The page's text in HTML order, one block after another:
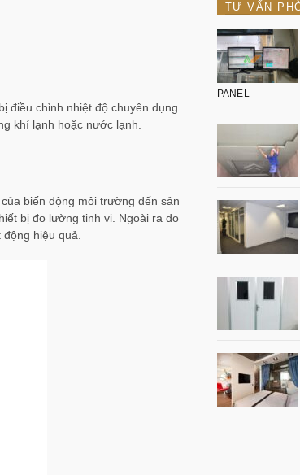
điều chỉnh nhiệt độ chuyên dụng.
khí lạnh hoặc nước lạnh.
biến động môi trường đến sản
bị đo lường tinh vi. Ngoài ra do
hiệu quả.
TƯ VẤN
PANEL